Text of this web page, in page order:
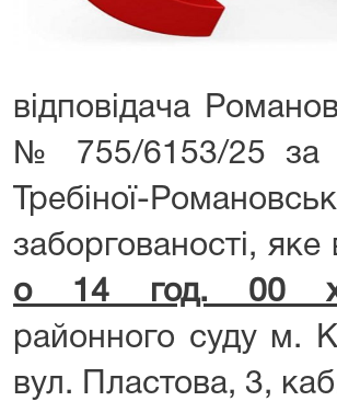
відповідача
№ 755/6153/25 за
Требіної-
заборгованості,
о 14 год. 00
районного суду м.
вул. Пластова, 3,